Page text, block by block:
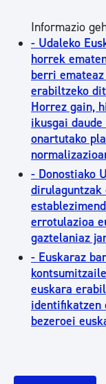
Informazio
- Udaleko
horrek
berri
erabiltzeko
Horrez gain,
ikusgai
onartutako
- Donostiako
errotulazioa
gaztelaniaz
- Euskaraz
euskara
identifikatzen
bezeroei